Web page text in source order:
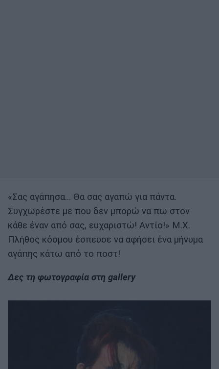
«Σας αγάπησα… Θα σας αγαπώ για πάντα.
Συγχωρέστε με που δεν μπορώ να πω στον
κάθε έναν από σας, ευχαριστώ! Αντίο!» Μ.Χ.
Πλήθος κόσμου έσπευσε να αφήσει ένα μήνυμα
αγάπης κάτω από το ποστ!
Δες τη φωτογραφία στη gallery